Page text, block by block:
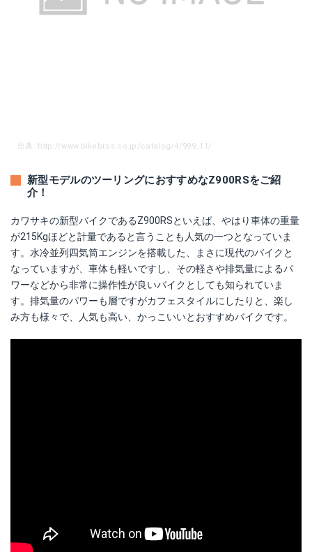
出典: http://www.bikebros.co.jp/catalog/4/999_11/
新型モデルのツーリングにおすすめなZ900RSをご紹
介！
カワサキの新型バイクであるZ900RSといえば、やはり車体の重量
が215Kgほどと計量であると言うことも人気の一つとなっていま
す。水冷並列四気筒エンジンを搭載した、まさに現代のバイクと
なっていますが、車体も軽いですし、その軽さや排気量によるパ
ワーなどから非常に操作性が良いバイクとしても知られていま
す。排気量のパワーも層ですがカフェスタイルにしたりと、楽し
み方も様々で、人気も高い、かっこいいとおすすめバイクです。